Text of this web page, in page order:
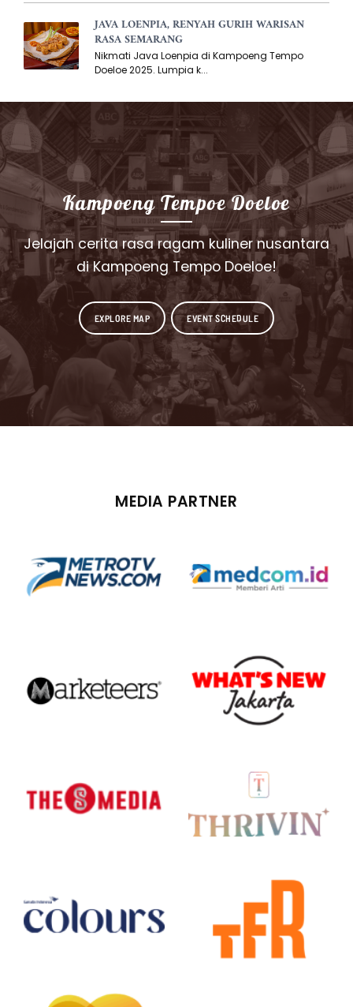
JAVA LOENPIA, RENYAH GURIH WARISAN
RASA SEMARANG
Nikmati Java Loenpia di Kampoeng Tempo
Doeloe 2025. Lumpia k...
Kampoeng Tempoe Doeloe
Jelajah cerita rasa ragam kuliner nusantara
di Kampoeng Tempo Doeloe!
EXPLORE MAP EVENT SCHEDULE
MEDIA PARTNER